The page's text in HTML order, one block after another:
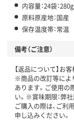
内容量：24袋：280g
原料原産地：国産
保存温度帯：常温
備考（ご注意）
【返品について】お
※商品の改訂等によ
あります。ご使用の
い。※賞味期限：弊社
ご購入の際は、ご利
申し込みください。